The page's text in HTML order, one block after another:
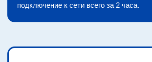
подключение к сети всего за 2 часа.